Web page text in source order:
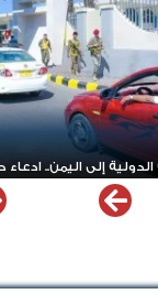
الدولية إلى اليمن..